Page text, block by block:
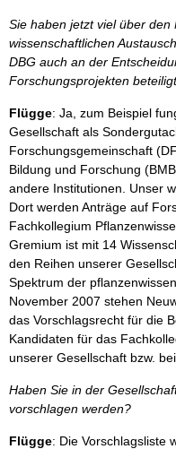
Sie haben jetzt viel über den
wissenschaftlichen
DBG auch an der
Forschungsprojekten
Flügge: Ja, zum Beispiel
Gesellschaft als
Forschungsgemeinschaft
Bildung und Forschung
andere Institutionen. Unser
Dort werden Anträge auf
Fachkollegium
Gremium ist mit 14
den Reihen unserer
Spektrum der
November 2007 stehen
das Vorschlagsrecht für die
Kandidaten für das
unserer Gesellschaft bzw.
Haben Sie in der
vorschlagen werden?
Flügge: Die Vorschlagsliste